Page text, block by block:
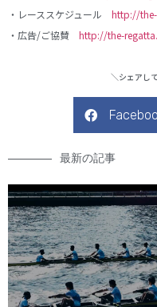
・レーススケジュール http://
・広告/ご協賛 http://the-
＼シェアし
最新の記事